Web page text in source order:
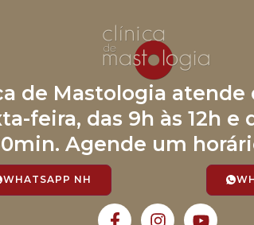
de Mastologia atende
feira, das 9h às 12h e
Agende um
WHATSAPP NH